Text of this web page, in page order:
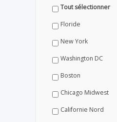
Tout sélectionner
Floride
New York
Washington DC
Boston
Chicago Midwest
Californie Nord